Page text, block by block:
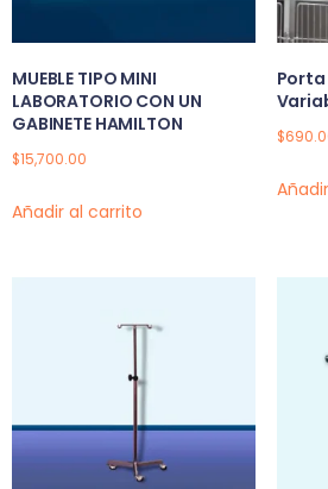
MUEBLE TIPO MINI
LABORATORIO CON UN
GABINETE HAMILTON
$15,700.00
Añadir al carrito
Porta
$